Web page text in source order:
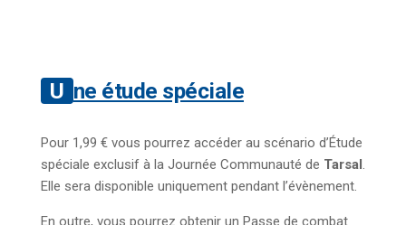
Une étude spéciale
Pour 1,99 € vous pourrez accéder au scénario d’Étude
spéciale exclusif à la Journée Communauté de Tarsal.
Elle sera disponible uniquement pendant l’évènement.
En outre, vous pourrez obtenir un Passe de combat